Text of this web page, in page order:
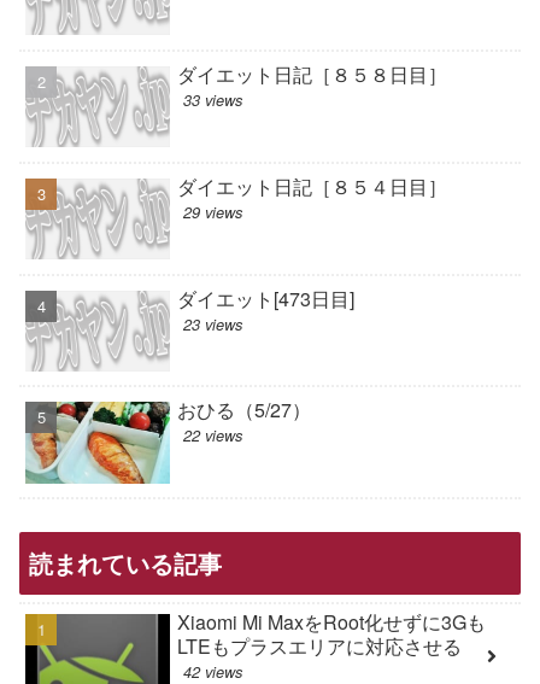
ダイエット日記［８５８日目］
33 views
ダイエット日記［８５４日目］
29 views
ダイエット[473日目]
23 views
おひる（5/27）
22 views
読まれている記事
Xiaomi Mi MaxをRoot化せずに3Gも
LTEもプラスエリアに対応させる
42 views